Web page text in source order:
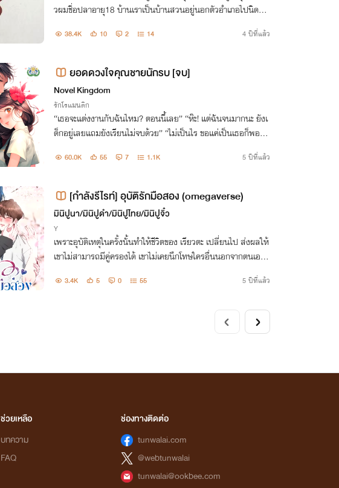
วผมชื่อปลาอายุ18 บ้านเราเป็นบ้านสวนอยู่นอกตัวอำเภอไปนิดหน่
นนี้พ่อกับแม่ไม่อยู่
38.4K 10 2 14 4 ปีที่แล้ว
ยอดดวงใจคุณชายนักรบ [จบ]
Novel Kingdom
รักโรแมนติก
“เธอจะแต่งงานกับฉันไหม? ตอนนี้เลย” “ห๊ะ! แต่ฉันจนมากนะ ยังเ
ด็กอยู่เลยแถมยังเรียนไม่จบด้วย” “ไม่เป็นไร ขอแค่เป็นเธอก็พอแล้
60.0K 55 7 1.1K 5 ปีที่แล้ว
[กำลังรีไรท์] อุบัติรักมือสอง (omegaverse)
มินิปูนา/มินิปูดำ/มินิปูไทย/มินิปูจิ๋ว
Y
เพราะอุบัติเหตุในครั้งนั้นทำให้ชีวิตของ เรียวตะ เปลี่ยนไป ส่งผลให้
เขาไม่สามารถมีคู่ครองได้ เขาไม่เคยนึกโทษใครอื่นนอกจากตนเอง
นครั้งนั้น
3.4K 5 0 55 5 ปีที่แล้ว
ช่วยเหลือ
บทความ
FAQ
ช่องทางติดต่อ
tunwalai.com
@webtunwalai
tunwalai@ookbee.com